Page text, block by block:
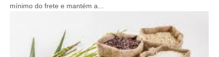
mínimo do frete e mantém a...